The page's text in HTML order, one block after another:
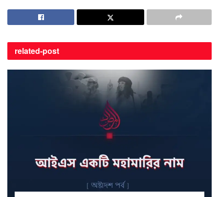
related-post